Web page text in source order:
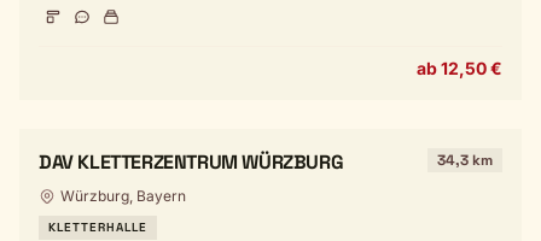
ab 12,50 €
DAV KLETTERZENTRUM WÜRZBURG 34,3 km
Würzburg, Bayern
KLETTERHALLE